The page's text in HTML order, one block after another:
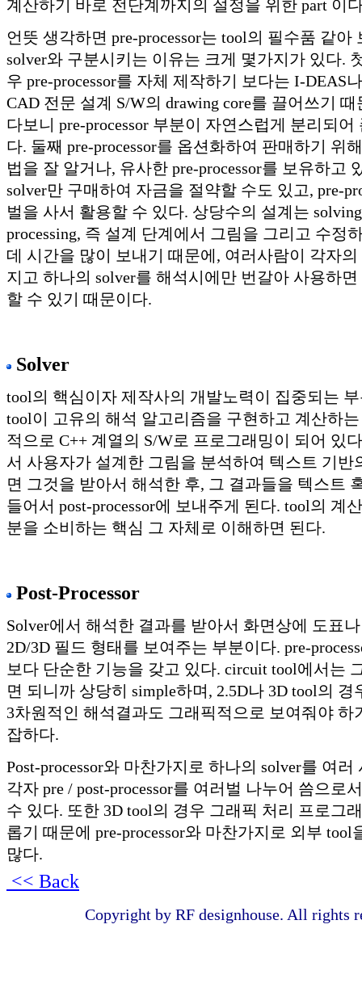
계산하기 바로 전단계까지의 설정을 위한 part 이
언뜻 생각하면 pre-processor는 tool의 필수품 같아
solver와 구분시키는 이유는 크게 몇가지가 있다.
우 pre-processor를 자체 제작하기 보다는 I-DEAS
CAD 전문 설계 S/W의 drawing core를 끌어쓰기
다보니 pre-processor 부분이 자연스럽게 분리되
다. 둘째 pre-processor를 옵션화하여 판매하기 위
법을 잘 알거나, 유사한 pre-processor를 보유하고
solver만 구매하여 자금을 절약할 수도 있고, pre-
벌을 사서 활용할 수 있다. 상당수의 설계는
processing, 즉 설계 단계에서 그림을 그리고 수정
데 시간을 많이 보내기 때문에, 여러사람이 각자의
지고 하나의 solver를 해석시에만 번갈아 사용하
할 수 있기 때문이다.
Solver
tool의 핵심이자 제작사의 개발노력이 집중되는
tool이 고유의 해석 알고리즘을 구현하고 계산하
적으로 C++ 계열의 S/W로 프로그래밍이 되어 있다
서 사용자가 설계한 그림을 분석하여 텍스트 기반
면 그것을 받아서 해석한 후, 그 결과들을 텍스트
들어서 post-processor에 보내주게 된다. tool의 계
분을 소비하는 핵심 그 자체로 이해하면 된다.
Post-Processor
Solver에서 해석한 결과를 받아서 화면상에 도표
2D/3D 필드 형태를 보여주는 부분이다. pre-
보다 단순한 기능을 갖고 있다. circuit tool에서는
면 되니까 상당히 simple하며, 2.5D나 3D tool의 경
3차원적인 해석결과도 그래픽적으로 보여줘야 하
잡하다.
Post-processor와 마찬가지로 하나의 solver를 여
각자 pre / post-processor를 여러벌 나누어 씀으로
수 있다. 또한 3D tool의 경우 그래픽 처리 프로그
롭기 때문에 pre-processor와 마찬가지로 외부 tool
많다.
<< Back
Copyright by RF designhouse. All rights